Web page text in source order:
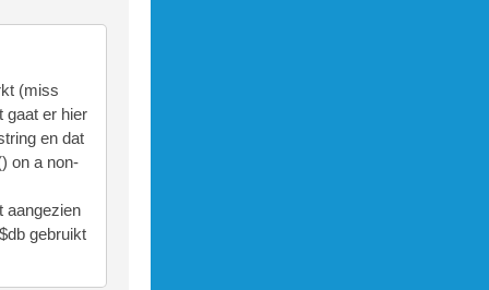
(miss
gaat er hier
en dat
on a non-
aangezien
gebruikt